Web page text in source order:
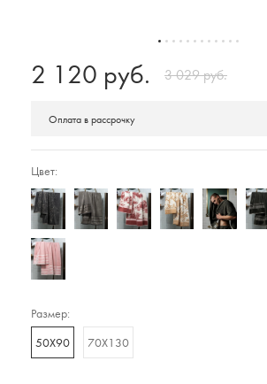
2 120 руб. 3 029 руб.
Оплата в рассрочку
Цвет:
Размер:
50Х90 70Х130